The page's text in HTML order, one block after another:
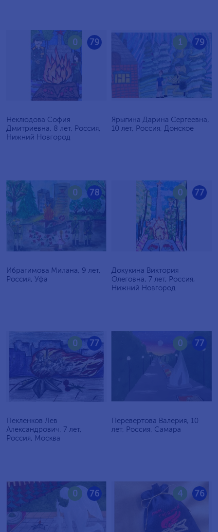
79
0
Неклюдова София
Дмитриевна, 8 лет, Россия,
Нижний Новгород
79
1
Ярыгина Дарина Сергеевна,
10 лет, Россия, Донское
78
0
Ибрагимова Милана, 9 лет,
Россия, Уфа
77
0
Докукина Виктория
Олеговна, 7 лет, Россия,
Нижний Новгород
77
0
Пекленков Лев
Александрович, 7 лет,
Россия, Москва
77
0
Перевертова Валерия, 10
лет, Россия, Самара
76
0 76
4